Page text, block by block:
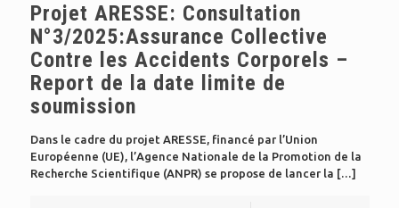
Projet ARESSE: Consultation
N°3/2025:Assurance Collective
Contre les Accidents Corporels –
Report de la date limite de
soumission
Dans le cadre du projet ARESSE, financé par l’Union
Européenne (UE), l’Agence Nationale de la Promotion de la
Recherche Scientifique (ANPR) se propose de lancer la […]